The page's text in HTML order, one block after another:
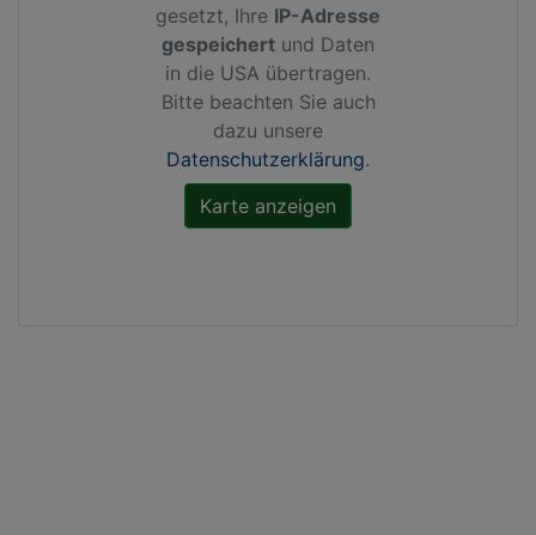
gesetzt, Ihre IP-Adresse
gespeichert und Daten
in die USA übertragen.
Bitte beachten Sie auch
dazu unsere
Datenschutzerklärung.